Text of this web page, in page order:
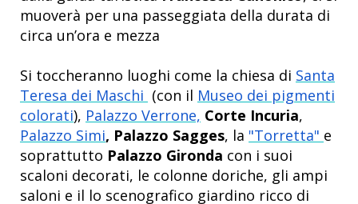
muoverà per una passeggiata della durata di
circa un’ora e mezza
Si toccheranno luoghi come la chiesa di Santa
Teresa dei Maschi (con il Museo dei pigmenti
colorati), Palazzo Verrone, Corte Incuria,
Palazzo Simi, Palazzo Sagges, la "Torretta" e
soprattutto Palazzo Gironda con i suoi
scaloni decorati, le colonne doriche, gli ampi
saloni e il lo scenografico giardino ricco di